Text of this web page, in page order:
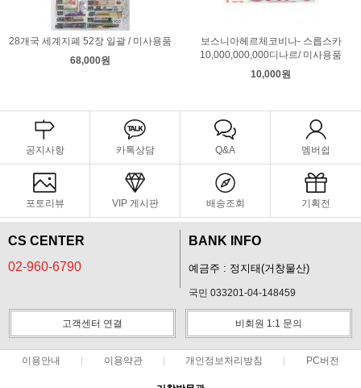
28개국 세계지폐 52장 일괄 / 미사용품
68,000원
보스니아헤르체코비나- 스릅스카
10,000,000,000디나르/ 미사용품
10,000원
공지사항 카톡상담 Q&A 멤버쉽
포토리뷰 VIP 게시판 배송조회 기획전
CS CENTER
02-960-6790
BANK INFO
예금주 : 정지태(거창물산)
국민 033201-04-148459
고객센터 연결 비회원 1:1 문의
이용안내 이용약관 개인정보처리방침 PC버전